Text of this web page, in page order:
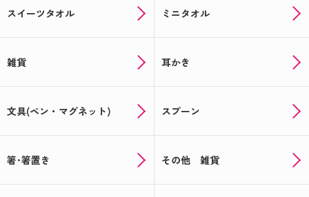
スイーツタオル ミニタオル
雑貨 耳かき
文具(ペン・マグネット) スプーン
箸･箸置き その他 雑貨